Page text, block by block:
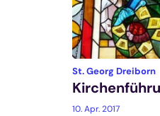
St. Georg Dreiborn:
10. Apr. 2017